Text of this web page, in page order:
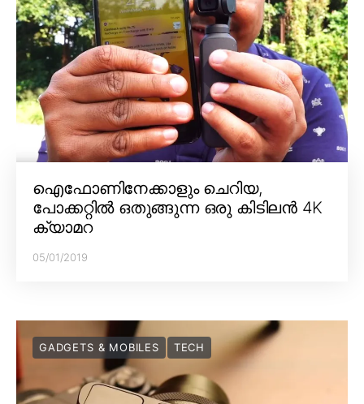
ഐഫോണിനേക്കാളും ചെറിയ,
പോക്കറ്റിൽ ഒതുങ്ങുന്ന ഒരു കിടിലൻ 4K
ക്യാമറ
05/01/2019
GADGETS & MOBILES TECH